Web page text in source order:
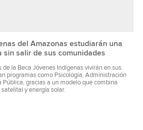
del Amazonas estudiarán una
salir de sus comunidades
la Beca Jóvenes Indígenas vivirán en sus
programas como Psicología, Administración
Pública, gracias a un modelo que combina
y energía solar.